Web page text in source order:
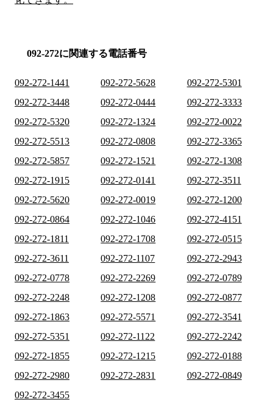
092-272に関連する電話番号
092-272-1441 092-272-5628
092-272-5301
092-272-3448
092-272-0444
092-272-3333
092-272-5320
092-272-1324
092-272-0022
092-272-5513
092-272-0808
092-272-3365
092-272-5857
092-272-1521
092-272-1308
092-272-1915
092-272-0141
092-272-3511
092-272-5620
092-272-0019
092-272-1200
092-272-0864
092-272-1046
092-272-4151
092-272-1811
092-272-1708
092-272-0515
092-272-3611
092-272-1107
092-272-2943
092-272-0778
092-272-2269
092-272-0789
092-272-2248
092-272-1208
092-272-0877
092-272-1863
092-272-5571
092-272-3541
092-272-5351
092-272-1122
092-272-2242
092-272-1855
092-272-1215
092-272-0188
092-272-2980
092-272-2831
092-272-0849
092-272-3455